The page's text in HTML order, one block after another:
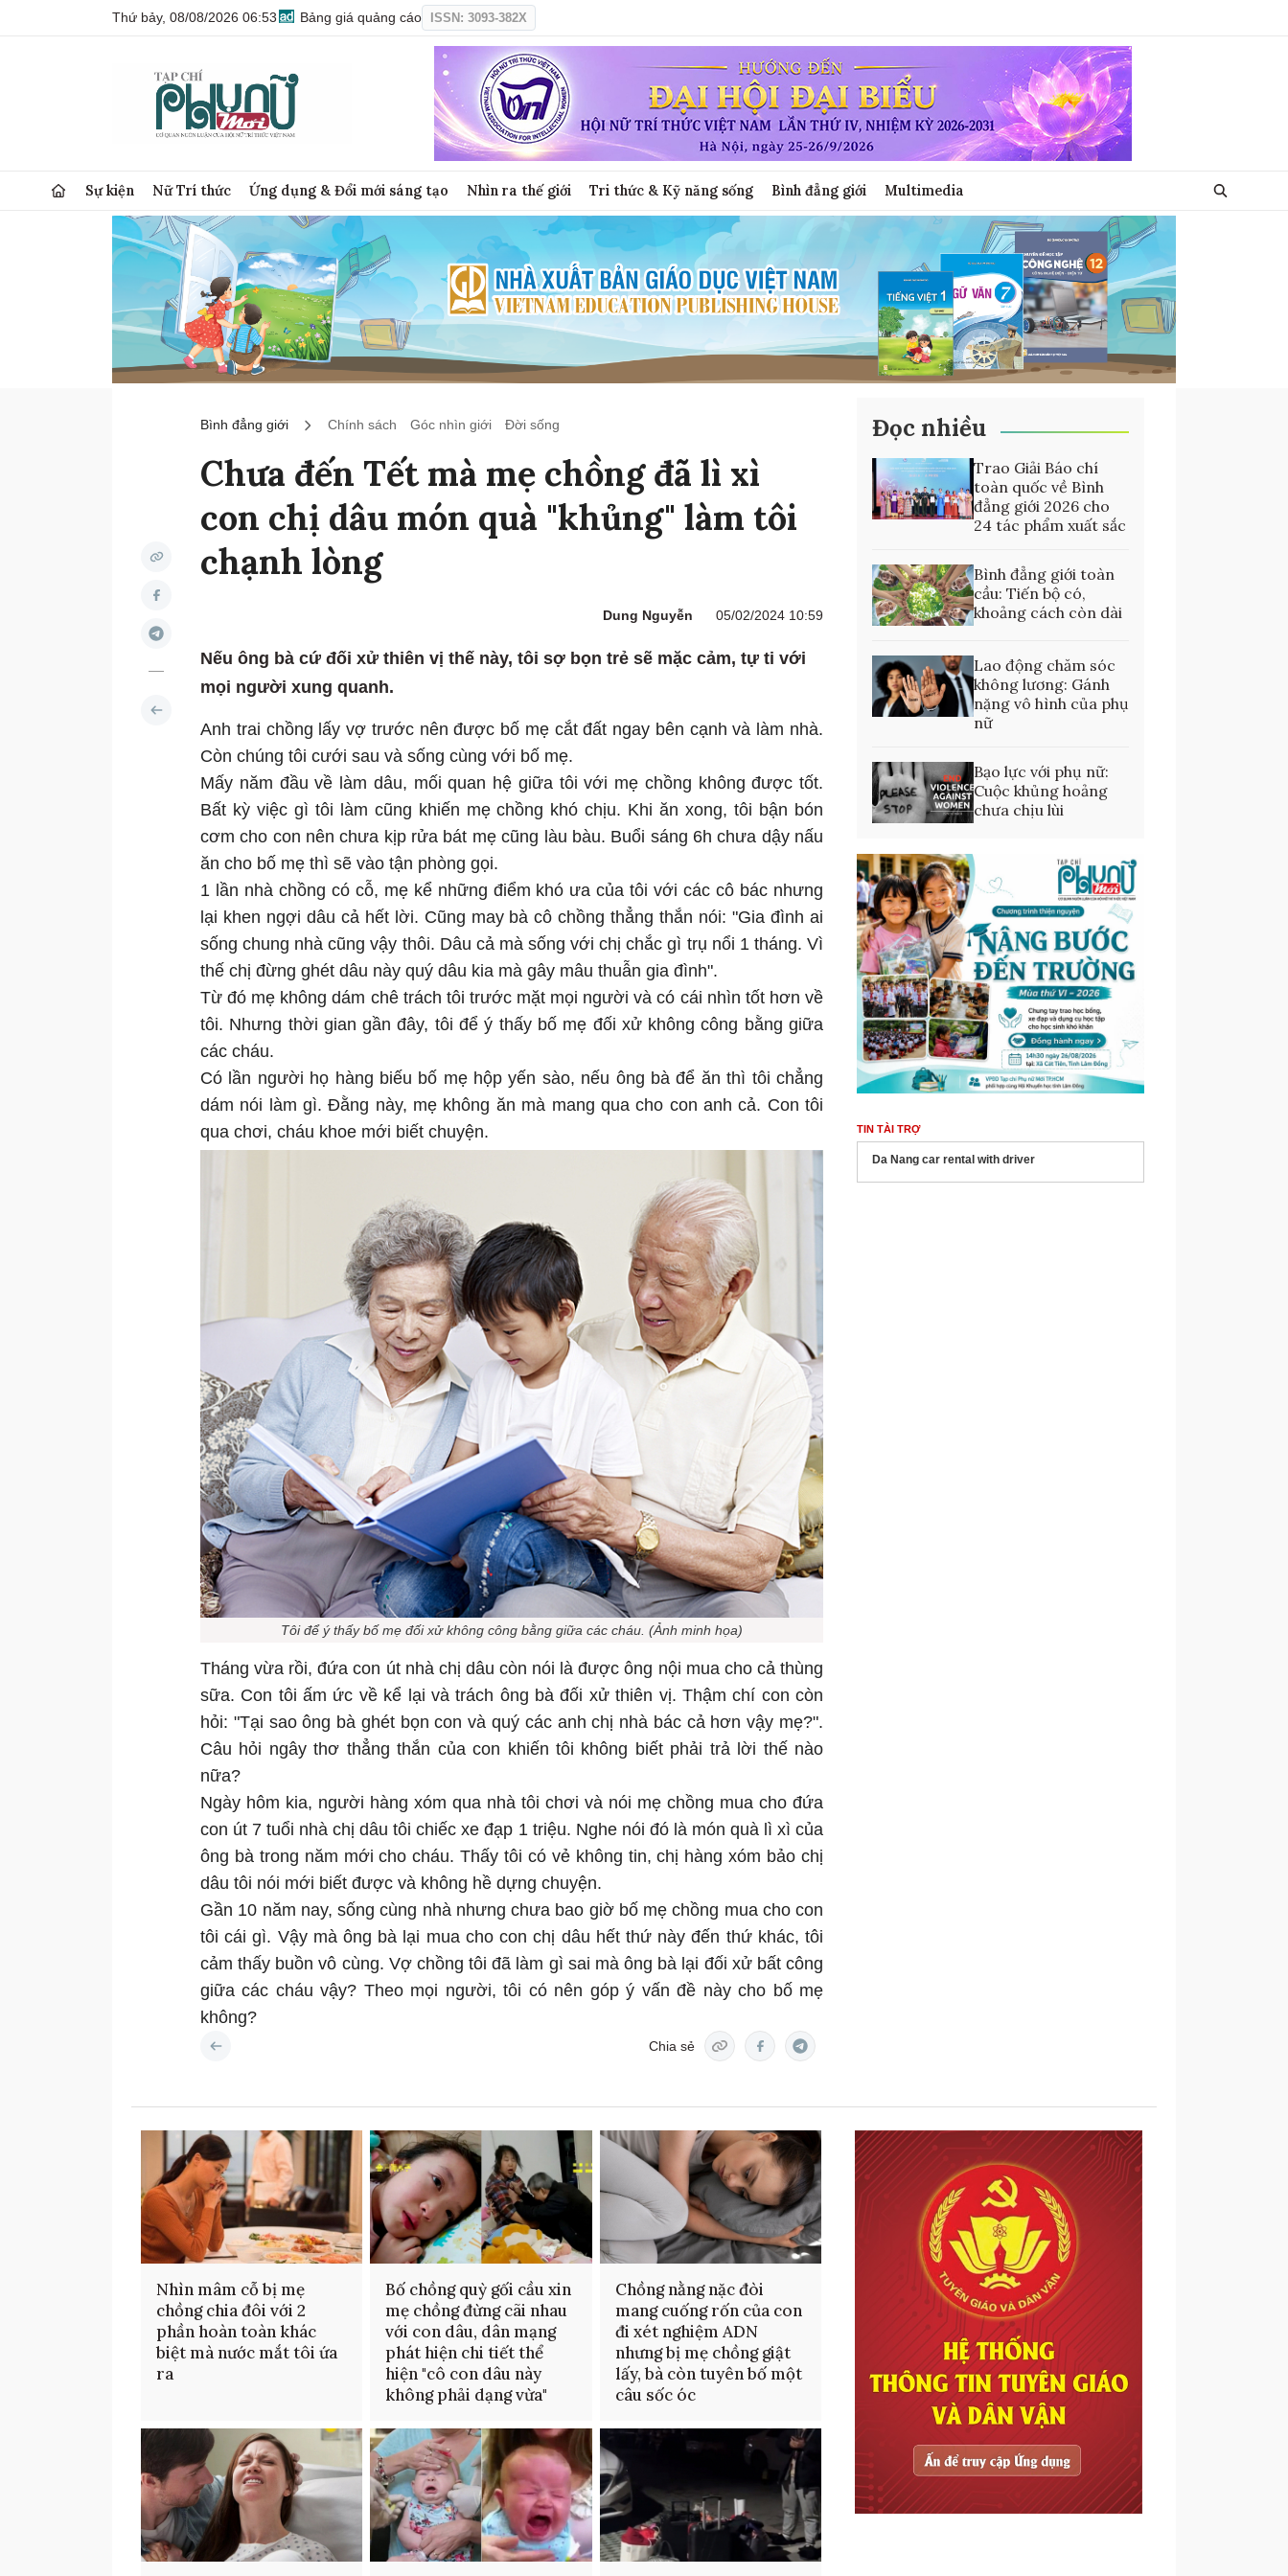
Thứ bảy, 08/08/2026 06:53 Bảng giá quảng cáo ISSN: 3093-382X
Sự kiện Nữ Trí thức Ứng dụng & Đổi mới sáng tạo Nhìn ra thế giới Tri thức & Kỹ năng sống Bình đẳng giới Multimedia
Bình đẳng giới Chính sách Góc nhìn giới Đời sống
Chưa đến Tết mà mẹ chồng đã lì xì
con chị dâu món quà "khủng" làm tôi
chạnh lòng
Dung Nguyễn 05/02/2024 10:59
Nếu ông bà cứ đối xử thiên vị thế này, tôi sợ bọn trẻ sẽ mặc cảm, tự ti với
mọi người xung quanh.
Anh trai chồng lấy vợ trước nên được bố mẹ cắt đất ngay bên cạnh và làm nhà.
Còn chúng tôi cưới sau và sống cùng với bố mẹ.
Mấy năm đầu về làm dâu, mối quan hệ giữa tôi với mẹ chồng không được tốt.
Bất kỳ việc gì tôi làm cũng khiến mẹ chồng khó chịu. Khi ăn xong, tôi bận bón
cơm cho con nên chưa kịp rửa bát mẹ cũng làu bàu. Buổi sáng 6h chưa dậy nấu
ăn cho bố mẹ thì sẽ vào tận phòng gọi.
1 lần nhà chồng có cỗ, mẹ kể những điểm khó ưa của tôi với các cô bác nhưng
lại khen ngợi dâu cả hết lời. Cũng may bà cô chồng thẳng thắn nói: "Gia đình ai
sống chung nhà cũng vậy thôi. Dâu cả mà sống với chị chắc gì trụ nổi 1 tháng. Vì
thế chị đừng ghét dâu này quý dâu kia mà gây mâu thuẫn gia đình".
Từ đó mẹ không dám chê trách tôi trước mặt mọi người và có cái nhìn tốt hơn về
tôi. Nhưng thời gian gần đây, tôi để ý thấy bố mẹ đối xử không công bằng giữa
các cháu.
Có lần người họ hàng biếu bố mẹ hộp yến sào, nếu ông bà để ăn thì tôi chẳng
dám nói làm gì. Đằng này, mẹ không ăn mà mang qua cho con anh cả. Con tôi
qua chơi, cháu khoe mới biết chuyện.
Tôi để ý thấy bố mẹ đối xử không công bằng giữa các cháu. (Ảnh minh họa)
Tháng vừa rồi, đứa con út nhà chị dâu còn nói là được ông nội mua cho cả thùng
sữa. Con tôi ấm ức về kể lại và trách ông bà đối xử thiên vị. Thậm chí con còn
hỏi: "Tại sao ông bà ghét bọn con và quý các anh chị nhà bác cả hơn vậy mẹ?".
Câu hỏi ngây thơ thẳng thắn của con khiến tôi không biết phải trả lời thế nào
nữa?
Ngày hôm kia, người hàng xóm qua nhà tôi chơi và nói mẹ chồng mua cho đứa
con út 7 tuổi nhà chị dâu tôi chiếc xe đạp 1 triệu. Nghe nói đó là món quà lì xì của
ông bà trong năm mới cho cháu. Thấy tôi có vẻ không tin, chị hàng xóm bảo chị
dâu tôi nói mới biết được và không hề dựng chuyện.
Gần 10 năm nay, sống cùng nhà nhưng chưa bao giờ bố mẹ chồng mua cho con
tôi cái gì. Vậy mà ông bà lại mua cho con chị dâu hết thứ này đến thứ khác, tôi
cảm thấy buồn vô cùng. Vợ chồng tôi đã làm gì sai mà ông bà lại đối xử bất công
giữa các cháu vậy? Theo mọi người, tôi có nên góp ý vấn đề này cho bố mẹ
không?
Chia sẻ
Đọc nhiều
Trao Giải Báo chí
toàn quốc về Bình
đẳng giới 2026 cho
24 tác phẩm xuất sắc
Bình đẳng giới toàn
cầu: Tiến bộ có,
khoảng cách còn dài
Lao động chăm sóc
không lương: Gánh
nặng vô hình của phụ
nữ
Bạo lực với phụ nữ:
Cuộc khủng hoảng
chưa chịu lùi
TIN TÀI TRỢ
Da Nang car rental with driver
Nhìn mâm cỗ bị mẹ
chồng chia đôi với 2
phần hoàn toàn khác
biệt mà nước mắt tôi ứa
ra
Bố chồng quỳ gối cầu xin
mẹ chồng đừng cãi nhau
với con dâu, dân mạng
phát hiện chi tiết thể
hiện "cô con dâu này
không phải dạng vừa"
Chồng nằng nặc đòi
mang cuống rốn của con
đi xét nghiệm ADN
nhưng bị mẹ chồng giật
lấy, bà còn tuyên bố một
câu sốc óc